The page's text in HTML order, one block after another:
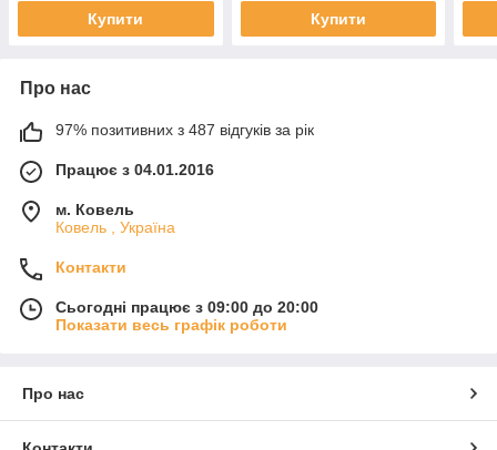
Купити Купити
Про нас
97% позитивних з 487 відгуків за рік
Працює з 04.01.2016
м. Ковель
Ковель , Україна
Контакти
Сьогодні працює з 09:00 до 20:00
Показати весь графік роботи
Про нас